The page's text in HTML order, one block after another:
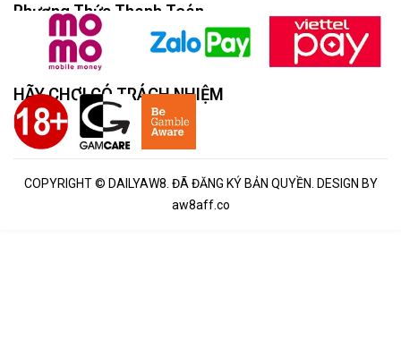
Phương Thức Thanh Toán
HÃY CHƠI CÓ TRÁCH NHIỆM
COPYRIGHT © DAILYAW8. ĐÃ ĐĂNG KÝ BẢN QUYỀN. DESIGN BY
aw8aff.co